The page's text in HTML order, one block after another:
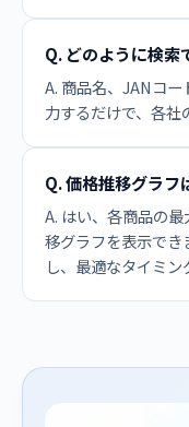
Q. どのように検索
A. 商品名、JANコ
力するだけで、各社
Q. 価格推移グラフ
A. はい、各商品の
移グラフを表示でき
し、最適なタイミン